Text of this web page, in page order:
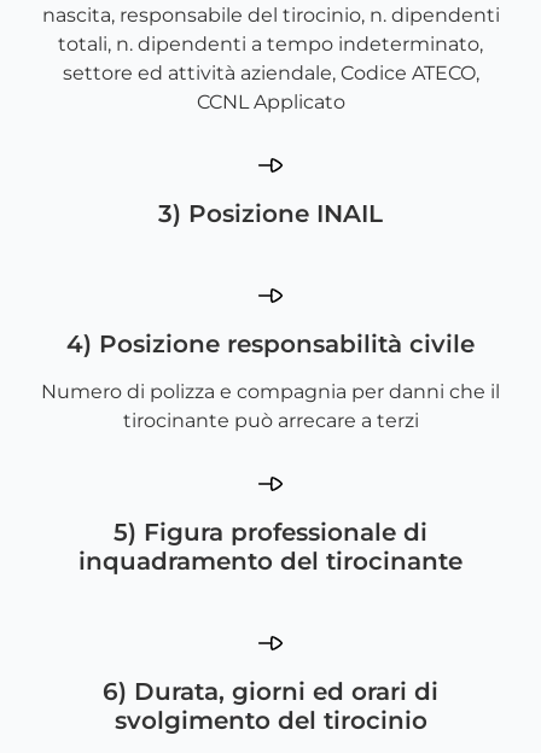
nascita, responsabile del tirocinio, n. dipendenti
totali, n. dipendenti a tempo indeterminato,
settore ed attività aziendale, Codice ATECO,
CCNL Applicato
3) Posizione INAIL
4) Posizione responsabilità civile
Numero di polizza e compagnia per danni che il
tirocinante può arrecare a terzi
5) Figura professionale di
inquadramento del tirocinante
6) Durata, giorni ed orari di
svolgimento del tirocinio